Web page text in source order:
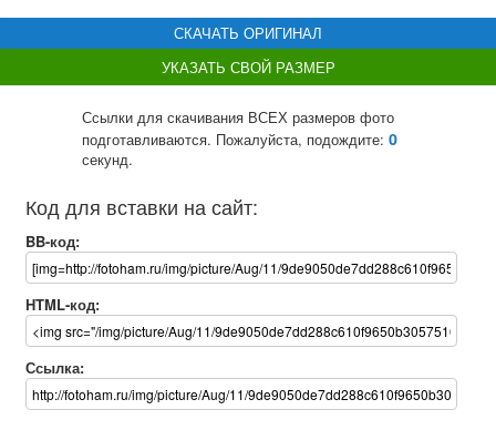
СКАЧАТЬ ОРИГИНАЛ
УКАЗАТЬ СВОЙ РАЗМЕР
Ссылки для скачивания ВСЕХ размеров фото
подготавливаются. Пожалуйста, подождите: 0
секунд.
Код для вставки на сайт:
BB-код:
HTML-код:
Ссылка: